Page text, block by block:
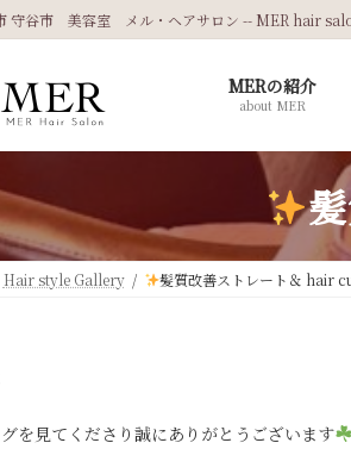
守谷市 美容室 メル・ヘアサロン -- MER hair
MERの紹介
about MER
Hair style Gallery 髪質改善ストレート＆ hair
を見てくださり誠にありがとうございます